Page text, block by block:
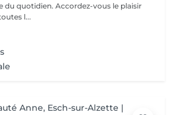
vous le plaisir
l...